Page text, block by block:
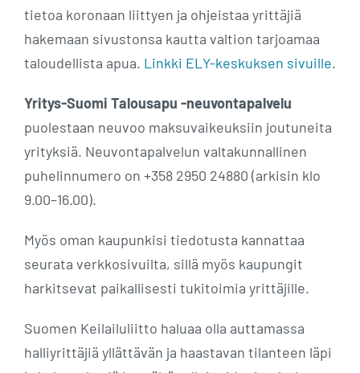
tietoa koronaan liittyen ja ohjeistaa yrittäjiä
hakemaan sivustonsa kautta valtion tarjoamaa
taloudellista apua. Linkki ELY-keskuksen sivuille.
Yritys-Suomi Talousapu -neuvontapalvelu
puolestaan neuvoo maksuvaikeuksiin joutuneita
yrityksiä. Neuvontapalvelun valtakunnallinen
puhelinnumero on +358 2950 24880 (arkisin klo
9.00–16.00).
Myös oman kaupunkisi tiedotusta kannattaa
seurata verkkosivuilta, sillä myös kaupungit
harkitsevat paikallisesti tukitoimia yrittäjille.
Suomen Keilailuliitto haluaa olla auttamassa
halliyrittäjiä yllättävän ja haastavan tilanteen läpi